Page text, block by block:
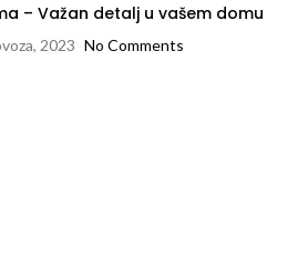
– Važan detalj u vašem domu
2023 No Comments